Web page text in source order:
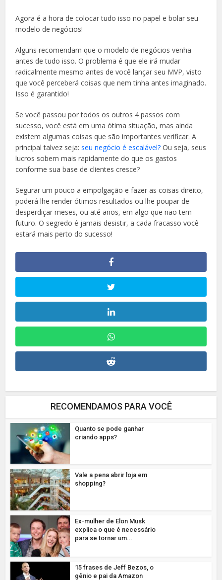
Agora é a hora de colocar tudo isso no papel e bolar seu
modelo de negócios!
Alguns recomendam que o modelo de negócios venha
antes de tudo isso. O problema é que ele irá mudar
radicalmente mesmo antes de você lançar seu MVP, visto
que você perceberá coisas que nem tinha antes imaginado.
Isso é garantido!
Se você passou por todos os outros 4 passos com
sucesso, você está em uma ótima situação, mas ainda
existem algumas coisas que são importantes verificar. A
principal talvez seja:seu negócio é escalável? Ou seja, seus
lucros sobem mais rapidamente do que os gastos
conforme sua base de clientes cresce?
Segurar um pouco a empolgação e fazer as coisas direito,
poderá lhe render ótimos resultados ou lhe poupar de
desperdiçar meses, ou até anos, em algo que não tem
futuro. O segredo é jamais desistir, a cada fracasso você
estará mais perto do sucesso!
RECOMENDAMOS PARA VOCÊ
Quanto se pode ganhar
criando apps?
Vale a pena abrir loja em
shopping?
Ex-mulher de Elon Musk
explica o que é necessário
para se tornar um...
15 frases de Jeff Bezos, o
gênio e pai da Amazon